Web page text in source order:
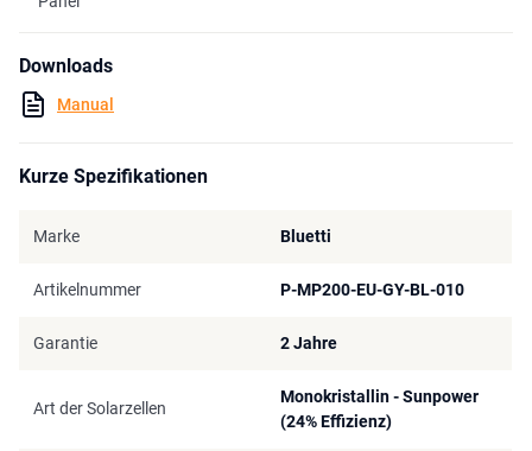
Downloads
Manual
Kurze Spezifikationen
Marke Bluetti
Artikelnummer P-MP200-EU-GY-BL-010
Garantie 2 Jahre
Art der Solarzellen
Monokristallin - Sunpower
(24% Effizienz)